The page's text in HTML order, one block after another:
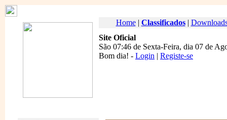
Home| Classificados|
Site Oficial
São 07:46 de Sexta-Feira, dia 07 de
Bom dia! - Login | Registe-se